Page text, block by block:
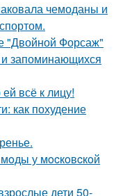
чемоданы и
"Двойной Форсаж"
и запоминающихся
всё к лицу!
как похудение
у мocкoвcкoй
дети 50-